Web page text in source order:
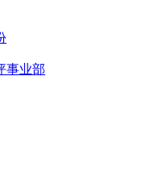
事业部